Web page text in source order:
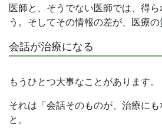
医師と、そうでない医師では、得
う。そしてその情報の差が、医療の
会話が治療になる
もうひとつ大事なことがあります。
それは「会話そのものが、治療に
と。